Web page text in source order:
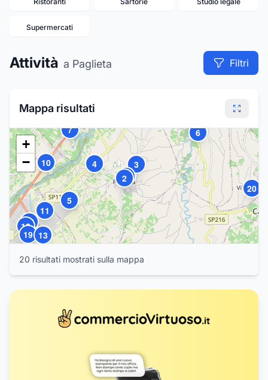
Supermercati
Attività a Paglieta Filtri
Mappa risultati
1
2
3
4
5
6
7
10
11
13
15
18
19
20
+
−
20 risultati mostrati sulla mappa